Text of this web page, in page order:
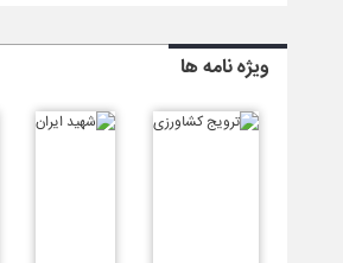
ویژه نامه ها